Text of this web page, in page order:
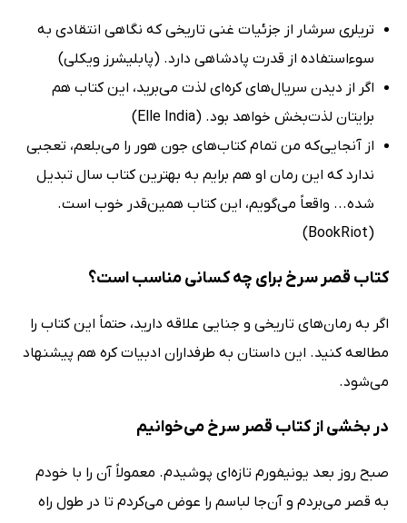
تریلری سرشار از جزئیات غنی تاریخی که نگاهی انتقادی به
سوءاستفاده از قدرت پادشاهی دارد. (پابلیشرز ویکلی)
اگر از دیدن سریال‌های کره‌ای لذت می‌برید، این کتاب هم
برایتان لذت‌بخش خواهد بود. (Elle India)
از آنجایی‌که من تمام کتاب‌های جون هور را می‌بلعم، تعجبی
ندارد که این رمان او هم برایم به بهترین کتاب سال تبدیل
شده... واقعاً می‌گویم، این کتاب همین‌قدر خوب است.
(BookRiot)
کتاب قصر سرخ برای چه کسانی مناسب است؟
اگر به رمان‌های تاریخی و جنایی علاقه دارید، حتماً این کتاب را
مطالعه کنید. این داستان به طرفداران ادبیات کره هم پیشنهاد
می‌شود.
در بخشی از کتاب قصر سرخ می‌خوانیم
صبح روز بعد یونیفورم تازه‌ای پوشیدم. معمولاً آن را با خودم
به قصر می‌بردم و آن‌جا لباسم را عوض می‌کردم تا در طول راه